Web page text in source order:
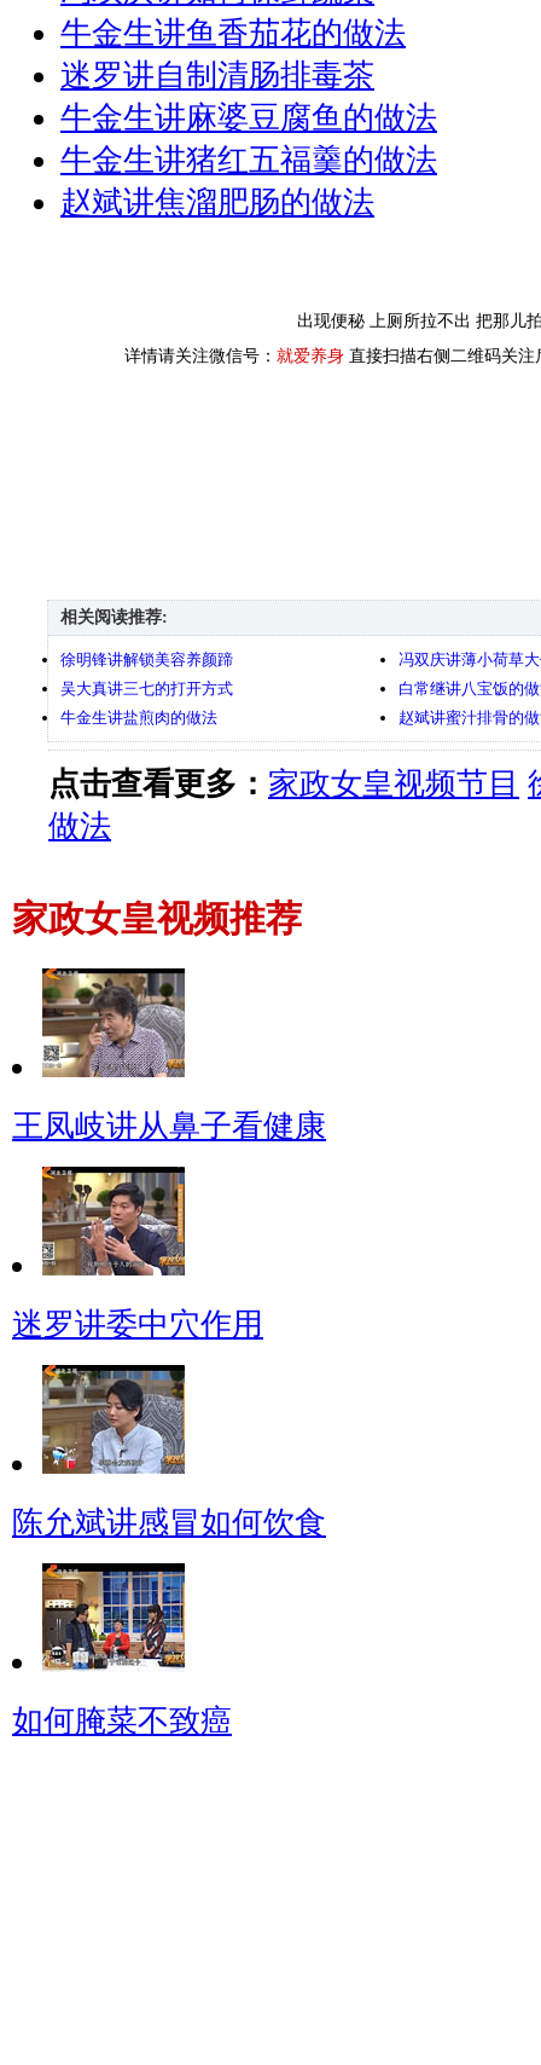
牛金生讲鱼香茄花的做法
迷罗讲自制清肠排毒茶
牛金生讲麻婆豆腐鱼的做法
牛金生讲猪红五福羹的做法
赵斌讲焦溜肥肠的做法
出现便秘 上厕所拉不出 把那儿
详情请关注微信号： 就爱养身 直接扫描右侧二维码关注
相关阅读推荐:
徐明锋讲解锁美容养颜蹄
冯双庆讲薄小荷草
吴大真讲三七的打开方式
白常继讲八宝饭的
牛金生讲盐煎肉的做法
赵斌讲蜜汁排骨的
点击查看更多： 家政女皇视频节目
做法
家政女皇视频推荐
王凤岐讲从鼻子看健康
迷罗讲委中穴作用
陈允斌讲感冒如何饮食
如何腌菜不致癌